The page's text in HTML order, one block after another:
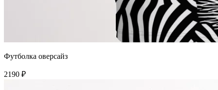
Футболка оверсайз
2190 ₽